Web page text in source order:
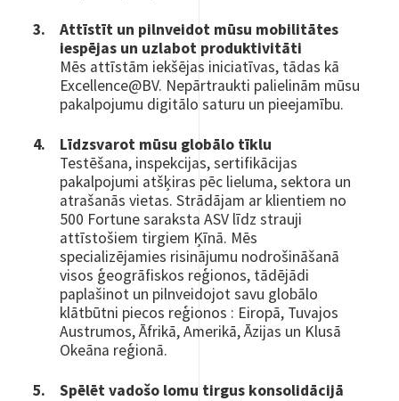
Attīstīt un pilnveidot mūsu mobilitātes
iespējas un uzlabot produktivitāti
Mēs attīstām iekšējas iniciatīvas, tādas kā
Excellence@BV. Nepārtraukti palielinām mūsu
pakalpojumu digitālo saturu un pieejamību.
Līdzsvarot mūsu globālo tīklu
Testēšana, inspekcijas, sertifikācijas
pakalpojumi atšķiras pēc lieluma, sektora un
atrašanās vietas. Strādājam ar klientiem no
500 Fortune saraksta ASV līdz strauji
attīstošiem tirgiem Ķīnā. Mēs
specializējamies risinājumu nodrošināšanā
visos ģeogrāfiskos reģionos, tādējādi
paplašinot un pilnveidojot savu globālo
klātbūtni piecos reģionos : Eiropā, Tuvajos
Austrumos, Āfrikā, Amerikā, Āzijas un Klusā
Okeāna reģionā.
Spēlēt vadošo lomu tirgus konsolidācijā